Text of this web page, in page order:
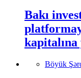
Bakı
Böyük